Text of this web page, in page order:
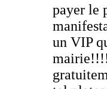
payer le
un VIP